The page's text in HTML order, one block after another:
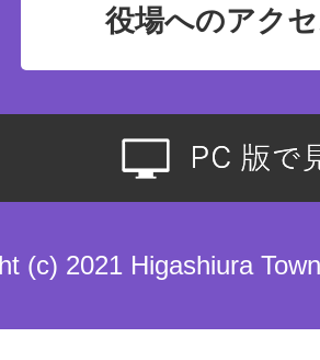
役場へのアク
(c) 2021 Higashiura